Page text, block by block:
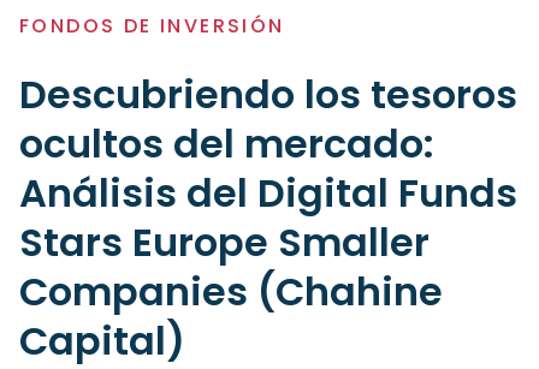
FONDOS DE INVERSIÓN
Descubriendo los tesoros
ocultos del mercado:
Análisis del Digital Funds
Stars Europe Smaller
Companies (Chahine
Capital)